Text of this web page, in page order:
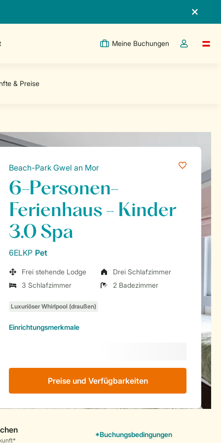
Meine Buchungen
Dropdown-
Beach-Park Gwel an Mor
6-Personen-
Ferienhaus - Kinder
3.0 Spa
6ELKP Pet
Frei stehende Lodge
Drei Schlafzimmer
3 Schlafzimmer
2 Badezimmer
Einrichtungsmerkmale
Preise und Verfügbarkeiten